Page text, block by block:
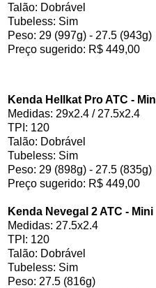
Talão: Dobrável
Tubeless: Sim
Peso: 29 (997g) - 27.5 (943g)
Preço sugerido: R$ 449,00
Kenda Hellkat Pro ATC -
Medidas: 29x2.4 / 27.5x2.4
TPI: 120
Talão: Dobrável
Tubeless: Sim
Peso: 29 (898g) - 27.5 (835g)
Preço sugerido: R$ 449,00
Kenda Nevegal 2 ATC -
Medidas: 27.5x2.4
TPI: 120
Talão: Dobrável
Tubeless: Sim
Peso: 27.5 (816g)